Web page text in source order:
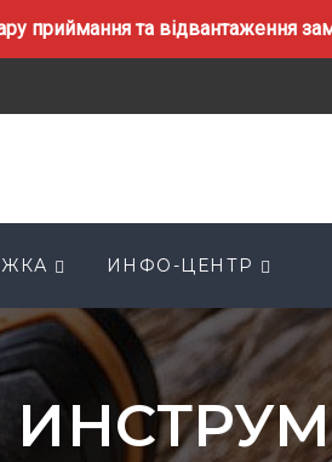
приймання та відвантаження
ИНФО-ЦЕНТР